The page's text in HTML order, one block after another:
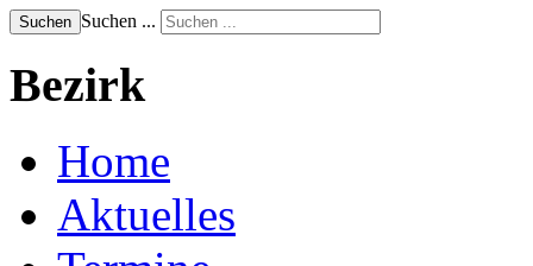
Suchen Suchen ...
Bezirk
Home
Aktuelles